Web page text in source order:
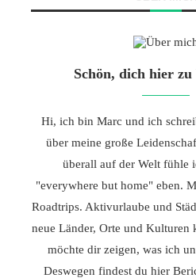
Schön, dich hier zu
Hi, ich bin Marc und ich
über meine große
überall auf der Welt fühle
"everywhere but home" eben.
Roadtrips. Aktivurlaube und
neue Länder, Orte und Kulturen
möchte dir zeigen, was ich
Deswegen findest du hier